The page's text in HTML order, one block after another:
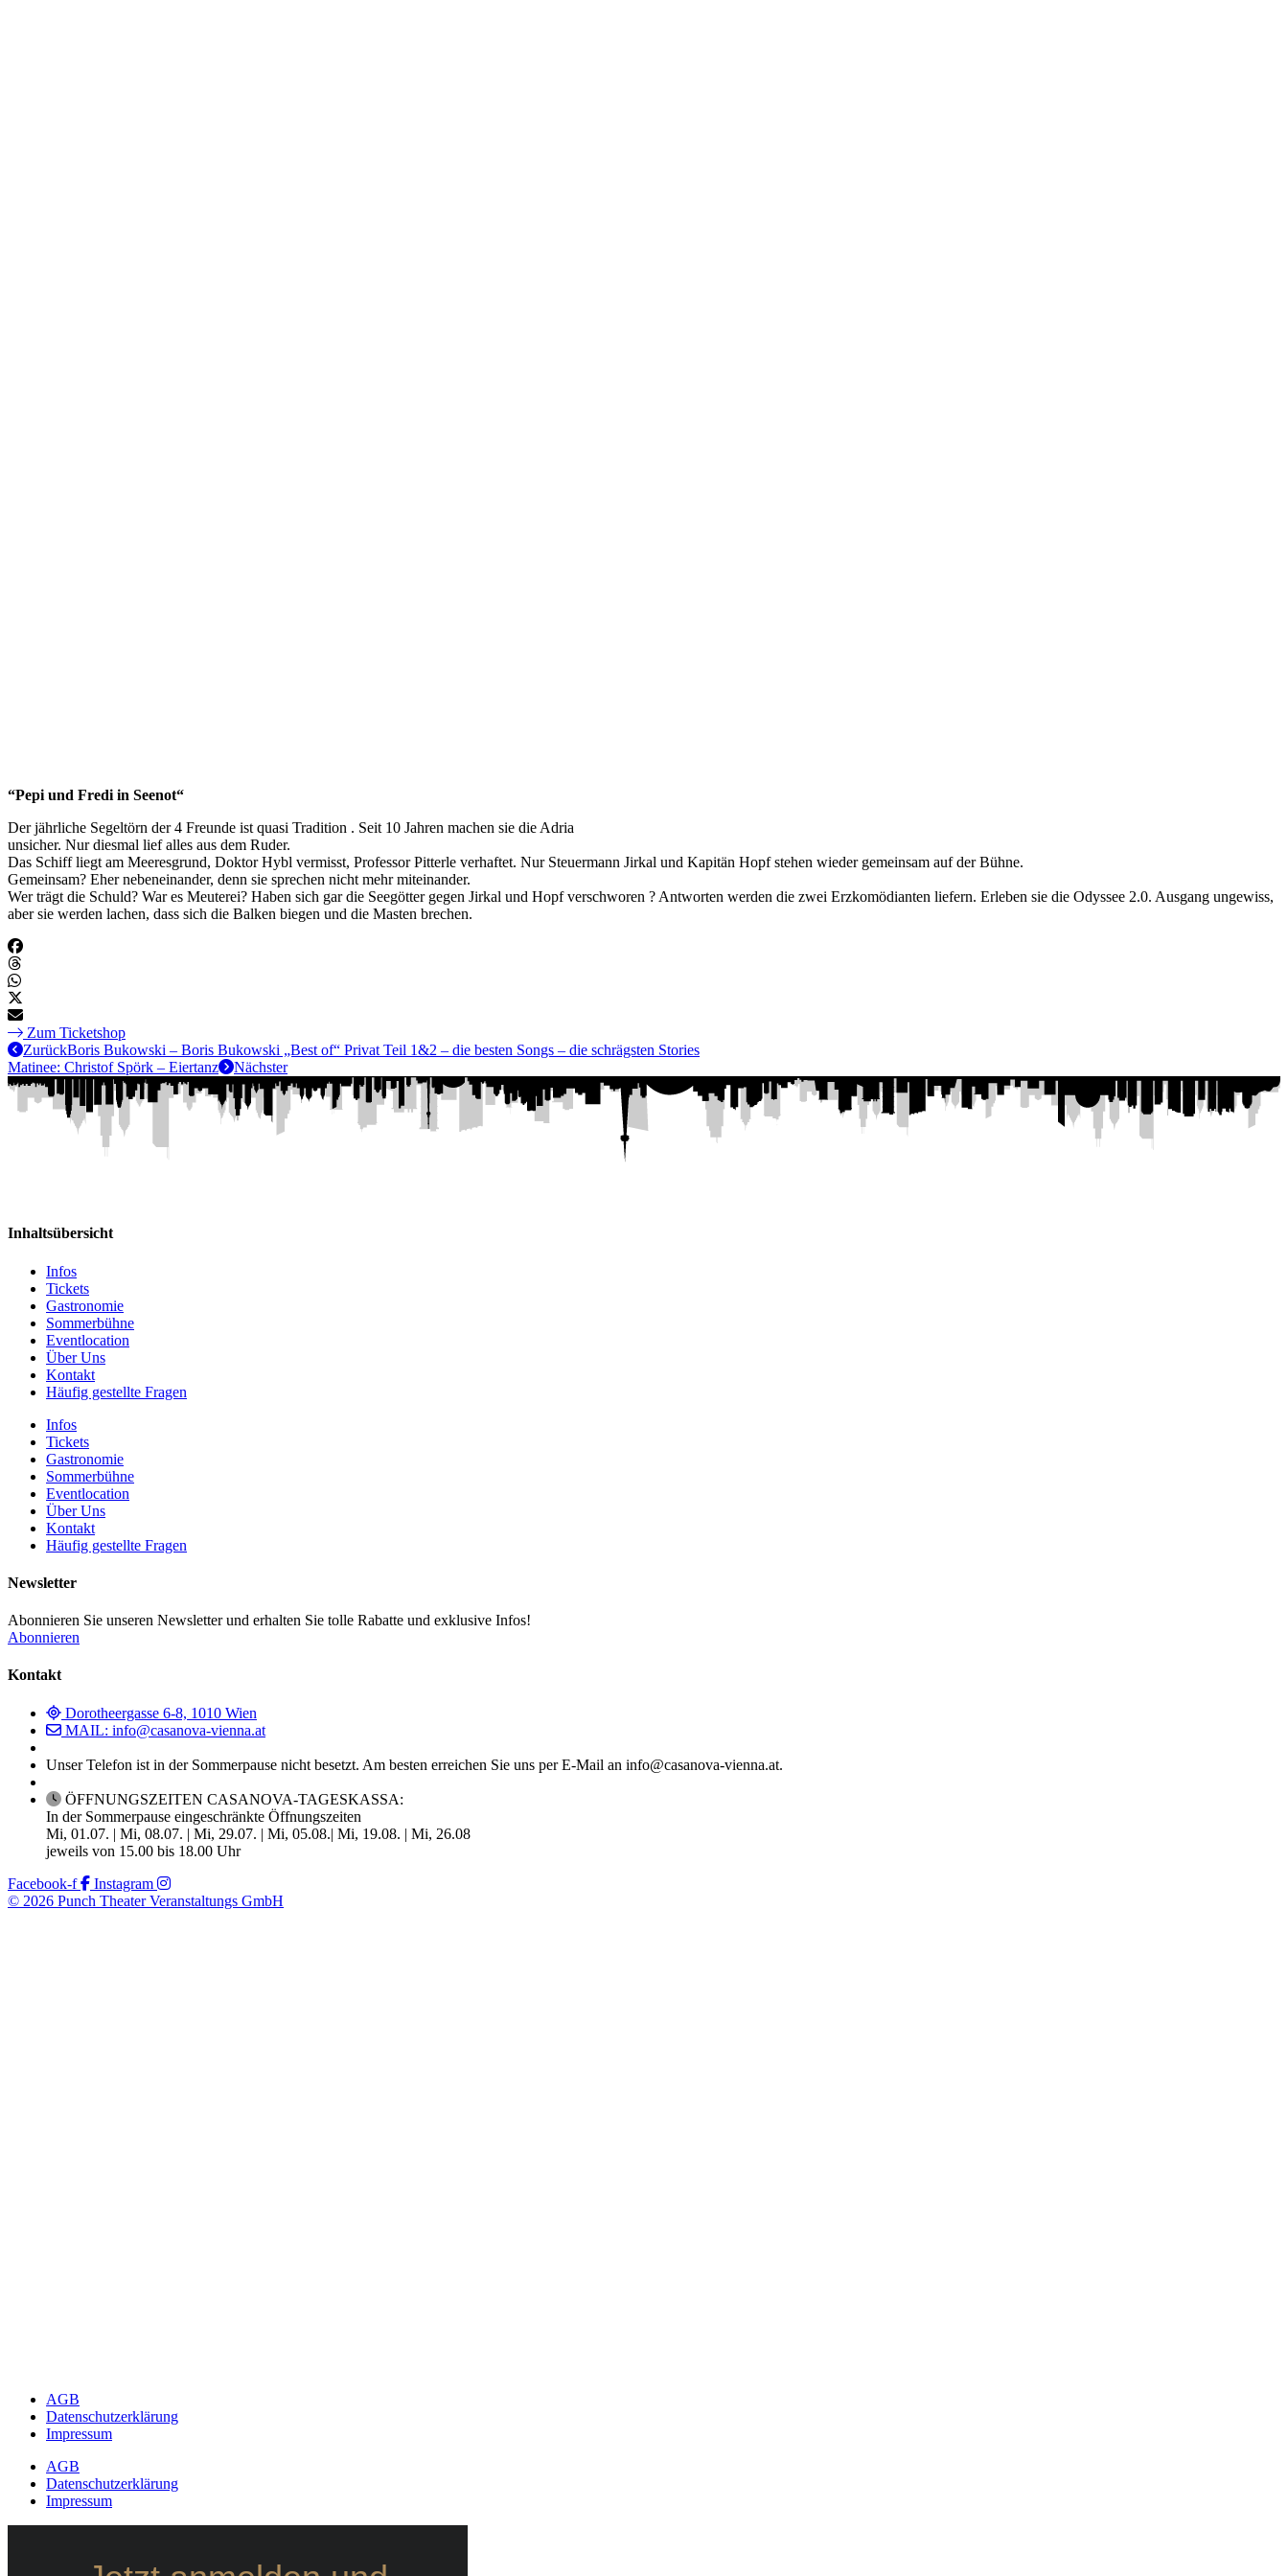
“Pepi und Fredi in Seenot“
Der jährliche Segeltörn der 4 Freunde ist quasi Tradition . Seit 10 Jahren machen sie die Adria
unsicher. Nur diesmal lief alles aus dem Ruder.
Das Schiff liegt am Meeresgrund, Doktor Hybl vermisst, Professor Pitterle verhaftet. Nur Steuermann Jirkal und Kapitän Hopf stehen wieder gemeinsam auf der Bühne.
Gemeinsam? Eher nebeneinander, denn sie sprechen nicht mehr miteinander.
Wer trägt die Schuld? War es Meuterei? Haben sich gar die Seegötter gegen Jirkal und Hopf verschworen ? Antworten werden die zwei Erzkomödianten liefern. Erleben sie die Odyssee 2.0. Ausgang ungewiss,
aber sie werden lachen, dass sich die Balken biegen und die Masten brechen.
Zum Ticketshop
ZurückBoris Bukowski – Boris Bukowski „Best of“ Privat Teil 1&2 – die besten Songs – die schrägsten Stories
Matinee: Christof Spörk – Eiertanz
Nächster
Inhaltsübersicht
Infos
Tickets
Gastronomie
Sommerbühne
Eventlocation
Über Uns
Kontakt
Häufig gestellte Fragen
Infos
Tickets
Gastronomie
Sommerbühne
Eventlocation
Über Uns
Kontakt
Häufig gestellte Fragen
Newsletter
Abonnieren Sie unseren Newsletter und erhalten Sie tolle Rabatte und exklusive Infos!
Abonnieren
Kontakt
Dorotheergasse 6-8, 1010 Wien
MAIL: info@casanova-vienna.at
Unser Telefon ist in der Sommerpause nicht besetzt. Am besten erreichen Sie uns per E-Mail an info@casanova-vienna.at.
ÖFFNUNGSZEITEN CASANOVA-TAGESKASSA:
In der Sommerpause eingeschränkte Öffnungszeiten
Mi, 01.07. | Mi, 08.07. | Mi, 29.07. | Mi, 05.08.| Mi, 19.08. | Mi, 26.08
jeweils von 15.00 bis 18.00 Uhr
Facebook-f
Instagram
© 2026 Punch Theater Veranstaltungs GmbH
AGB
Datenschutzerklärung
Impressum
AGB
Datenschutzerklärung
Impressum